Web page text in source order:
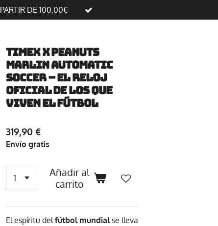
DE 100,00€
Timex x Peanuts
Marlin Automatic
Soccer – El reloj
oficial de los que
viven el fútbol
319,90 €
Envío gratis
Añadir al
carrito
El espíritu delfútbol mundialse lleva